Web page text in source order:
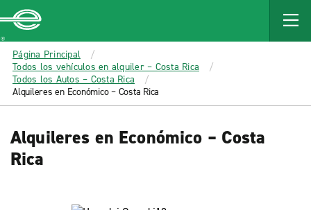
MAIN
CONTENT
Enterprise
Página Principal
Todos los vehículos en alquiler – Costa Rica
Todos los Autos – Costa Rica
Alquileres en Económico – Costa Rica
Alquileres en Económico – Costa
Rica